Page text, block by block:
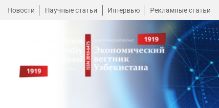
Новости Научные статьи Интервью Рекламные статьи